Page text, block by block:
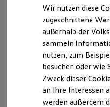
Elektroautos
ID. Tutorials
Reichweite
Reichweite
Reichweite im
Laden
Laden
Laden Zuhause
Probefahrt
Fahrzeugangebot
Wir nutzen diese
zugeschnittene
außerhalb der
sammeln
nutzen, zum
besuchen oder wie
Zweck dieser
an Ihre Interessen
werden außerdem